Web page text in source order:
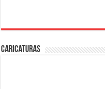
Caricaturas